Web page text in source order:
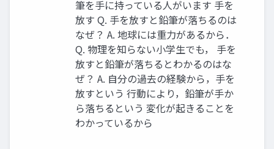
筆を手に持っている人がいます 手を
放す Q. 手を放すと鉛筆が落ちるのは
なぜ？ A. 地球には重力があるから．
Q. 物理を知らない小学生でも， 手を
放すと鉛筆が落ちるとわかるのはな
ぜ？ A. 自分の過去の経験から，手を
放すという 行動により，鉛筆が手か
ら落ちるという 変化が起きることを
わかっているから